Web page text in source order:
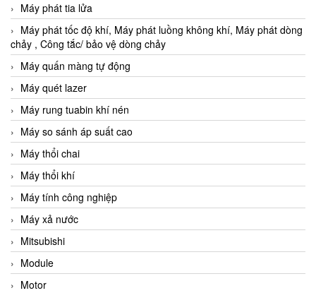
Máy phát tia lửa
Máy phát tốc độ khí, Máy phát luồng không khí, Máy phát dòng
chảy , Công tắc/ bảo vệ dòng chảy
Máy quấn màng tự động
Máy quét lazer
Máy rung tuabin khí nén
Máy so sánh áp suất cao
Máy thổi chai
Máy thổi khí
Máy tính công nghiệp
Máy xả nước
Mitsubishi
Module
Motor